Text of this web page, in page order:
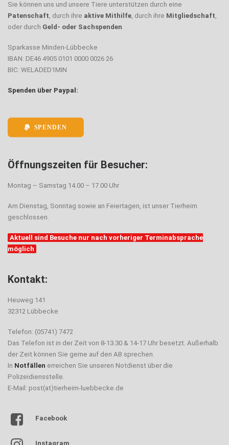
Sie können uns und unsere Tiere unterstützen durch eine
Patenschaft, durch ihre aktive Mithilfe, durch ihre Mitgliedschaft,
oder durch Geld- oder Sachspenden.
Sparkasse Minden-Lübbecke
IBAN: DE46 4905 0101 0000 0026 26
BIC: WELADED1MIN
Spenden über Paypal:
SPENDEN
Öffnungszeiten für Besucher:
Montag – Samstag 14.00 – 17.00 Uhr
Am Dienstag, Sonntag sowie an Feiertagen, ist unser Tierheim
geschlossen.
Aktuell sind Besuche nur nach vorheriger Terminabsprache
möglich
Kontakt:
Heuweg 141
32312 Lübbecke
Telefon: (05741) 7472
Das Telefon ist in der Zeit von 8-13.30 & 14-17 Uhr besetzt. Außerhalb
der Zeit können Sie gerne auf den AB sprechen.
In Notfällen erreichen Sie unseren Notdienst über die
Polizeidiensstelle.
E-Mail: post(at)tierheim-luebbecke.de
Facebook
Instagram